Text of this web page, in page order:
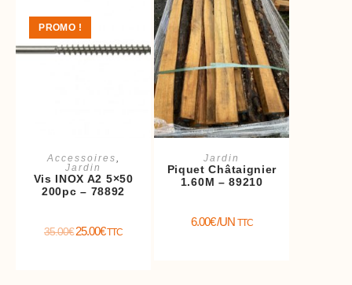
PROMO !
Accessoires,
Jardin
Vis INOX A2 5×50
200pc – 78892
35.00€ 25.00€ TTC
Jardin
Piquet Châtaignier
1.60M – 89210
6.00€/UN TTC